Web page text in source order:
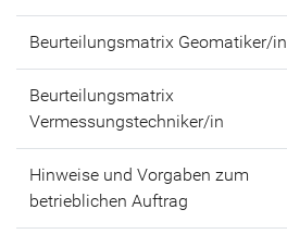
Beurteilungsmatrix Geomatiker/in
Beurteilungsmatrix
Vermessungstechniker/in
Hinweise und Vorgaben zum
betrieblichen Auftrag